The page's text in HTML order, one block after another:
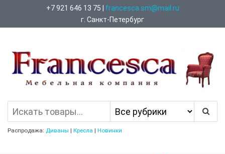
+7 921 646 13 75 | francesca.sm@mail.ru
г. Санкт-Петербург
Francesca Мебельная Компания
Распродажа: Диваны | Кресла | Новинки